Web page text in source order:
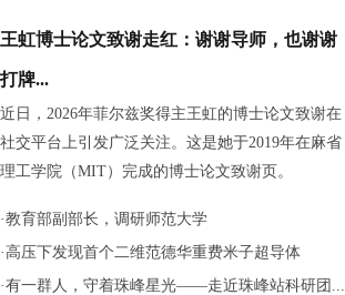
王虹博士论文致谢走红：谢谢导师，也谢谢
打牌...
近日，2026年菲尔兹奖得主王虹的博士论文致谢在
社交平台上引发广泛关注。这是她于2019年在麻省
理工学院（MIT）完成的博士论文致谢页。
·教育部副部长，调研师范大学
· 高压下发现首个二维范德华重费米子超导体
·有一群人，守着珠峰星光——走近珠峰站科研团...